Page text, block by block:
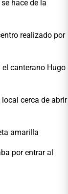
hace de la
realizado por
canterano Hugo
cerca de abrir
amarilla
por entrar al